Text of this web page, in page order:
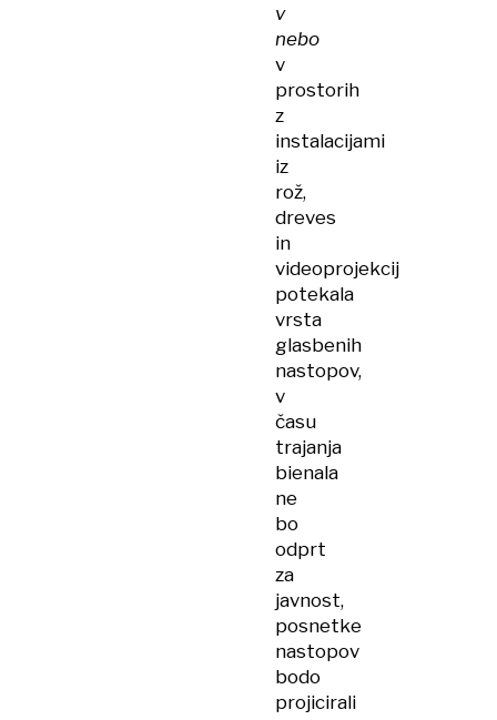
v
nebo
v
prostorih
z
instalacijami
iz
rož,
dreves
in
videoprojekcij
potekala
vrsta
glasbenih
nastopov,
v
času
trajanja
bienala
ne
bo
odprt
za
javnost,
posnetke
nastopov
bodo
projicirali